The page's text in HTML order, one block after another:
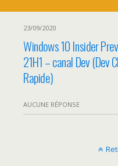
23/09/2020
Windows 10 Insider
21H1 – canal Dev (Dev
Rapide)
AUCUNE RÉPONSE